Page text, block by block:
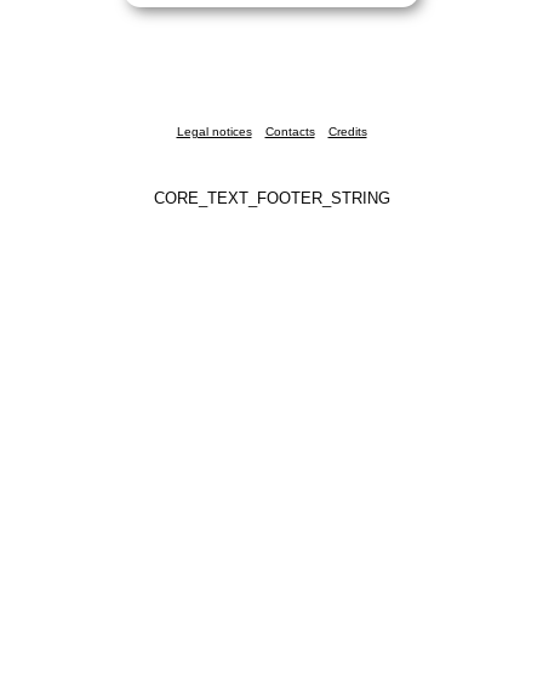
Legal notices Contacts Credits
CORE_TEXT_FOOTER_STRING